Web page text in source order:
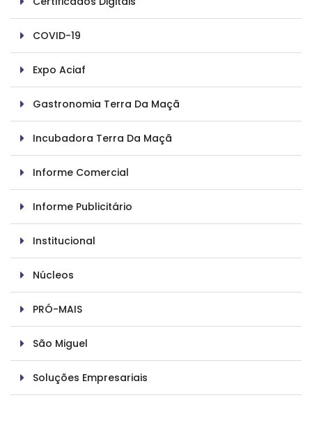
COVID-19
Expo Aciaf
Gastronomia Terra Da Maçã
Incubadora Terra Da Maçã
Informe Comercial
Informe Publicitário
Institucional
Núcleos
PRÓ-MAIS
São Miguel
Soluções Empresariais